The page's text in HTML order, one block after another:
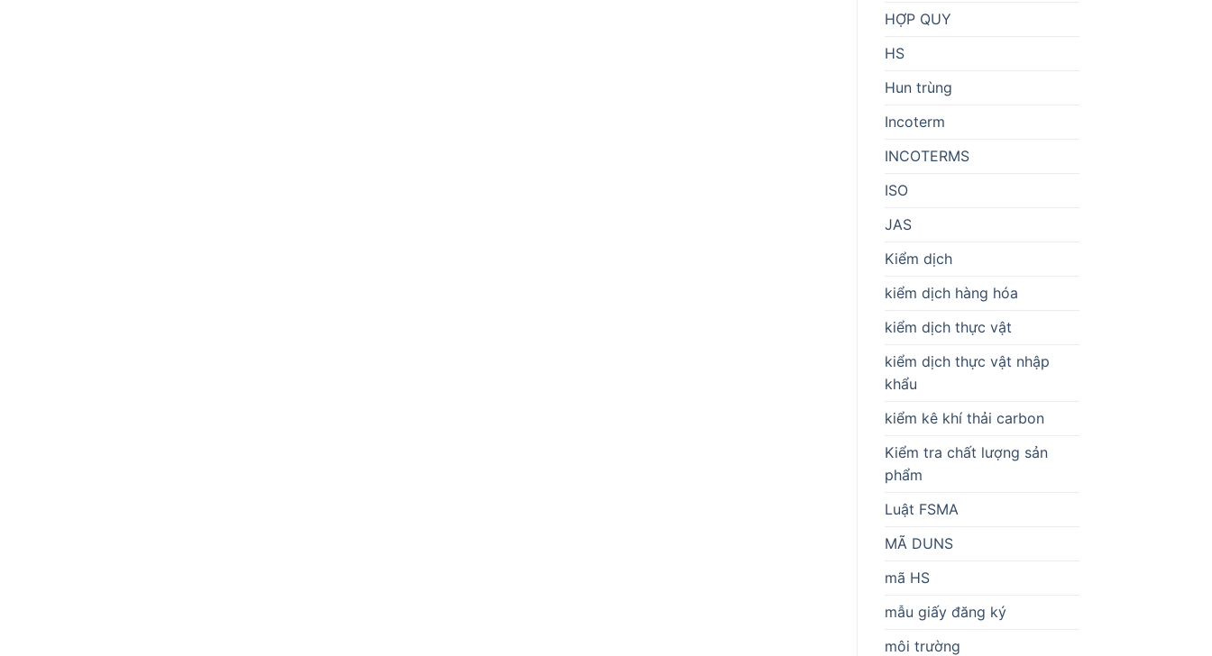
HỢP QUY
HS
Hun trùng
Incoterm
INCOTERMS
ISO
JAS
Kiểm dịch
kiểm dịch hàng hóa
kiểm dịch thực vật
kiểm dịch thực vật nhập
khẩu
kiểm kê khí thải carbon
Kiểm tra chất lượng sản
phẩm
Luật FSMA
MÃ DUNS
mã HS
mẫu giấy đăng ký
môi trường